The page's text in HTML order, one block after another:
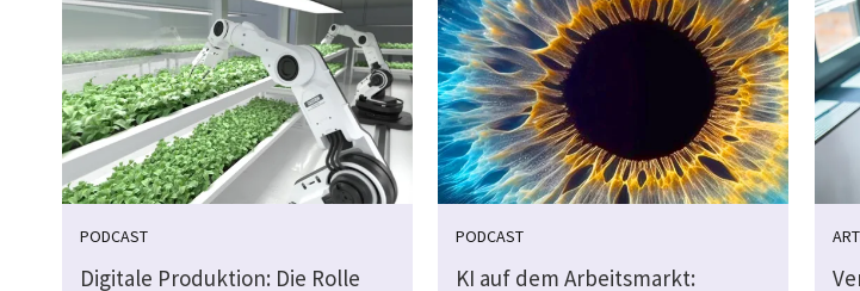
PODCAST
Digitale Produktion: Die Rolle
PODCAST
KI auf dem Arbeitsmarkt: